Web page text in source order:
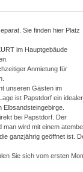
Sie finden hier Platz
im Hauptgebäude
Anmietung für
unseren Gästen im
ist Papstdorf ein idealer
bei Papstdorf. Der
wird mit einem
ganzjährig geöffnet ist.
Sie sich vom ersten